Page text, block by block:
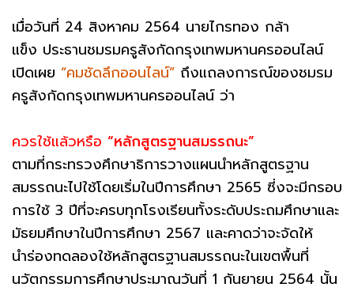
เมื่อวันที่ 24 สิงหาคม 2564 นายไกรทอง กล้า
แข็ง ประธานชมรมครูสังกัดกรุงเทพมหานครออนไลน์
เปิดเผย “คมชัดลึกออนไลน์” ถึงแถลงการณ์ของชมรม
ครูสังกัดกรุงเทพมหานครออนไลน์ ว่า
ควรใช้แล้วหรือ “หลักสูตรฐานสมรรถนะ”
ตามที่กระทรวงศึกษาธิการวางแผนนำหลักสูตรฐาน
สมรรถนะไปใช้โดยเริ่มในปีการศึกษา 2565 ซี่งจะมีกรอบ
การใช้ 3 ปีที่จะครบทุกโรงเรียนทั้งระดับประถมศึกษาและ
มัธยมศึกษาในปีการศึกษา 2567 และคาดว่าจะจัดให้
นำร่องทดลองใช้หลักสูตรฐานสมรรถนะในเขตพื้นที่
นวัตกรรมการศึกษาประมาณวันที่ 1 กันยายน 2564 นั้น